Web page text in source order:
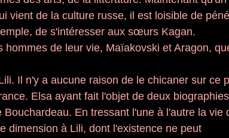
vient de la culture russe, il est loisible de
de s'intéresser aux sœurs Kagan.
de leur vie, Maïakovski et Aragon,
Il n'y a aucune raison de le chicaner sur ce
Elsa ayant fait l'objet de deux
En tressant l'une à l'autre la vie
dimension à Lili, dont l'existence ne peut